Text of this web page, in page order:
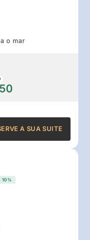
o mar
A SUA SUITE
10%